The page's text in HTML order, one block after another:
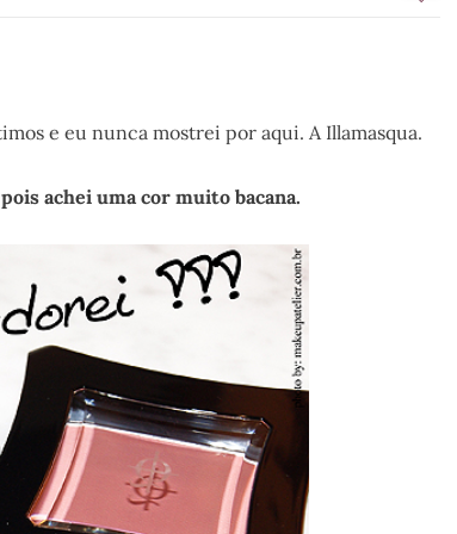
e eu nunca mostrei por aqui. A Illamasqua.
achei uma cor muito bacana.